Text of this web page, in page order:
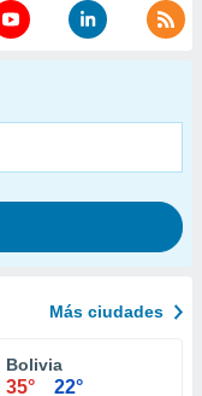
Más ciudades
Bolivia
35° 22°